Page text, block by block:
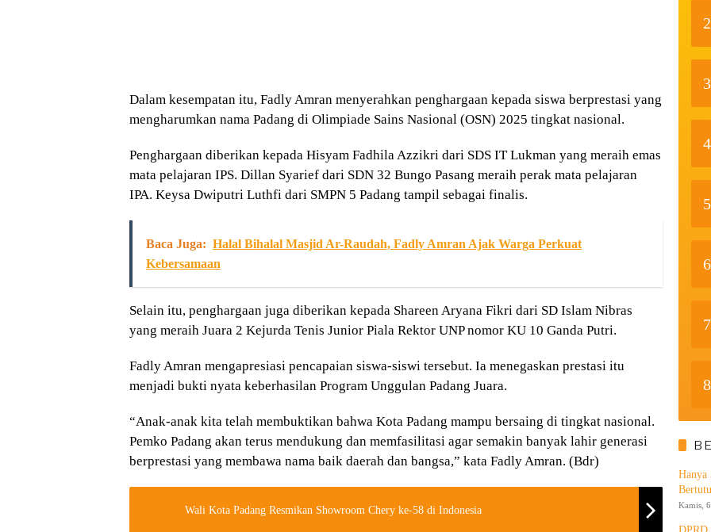
Dalam kesempatan itu, Fadly Amran menyerahkan penghargaan kepada siswa berprestasi yang
mengharumkan nama Padang di Olimpiade Sains Nasional (OSN) 2025 tingkat nasional.
Penghargaan diberikan kepada Hisyam Fadhila Azzikri dari SDS IT Lukman yang meraih emas
mata pelajaran IPS. Dillan Syarief dari SDN 32 Bungo Pasang meraih perak mata pelajaran
IPA. Keysa Dwiputri Luthfi dari SMPN 5 Padang tampil sebagai finalis.
Baca Juga: Halal Bihalal Masjid Ar-Raudah, Fadly Amran Ajak Warga Perkuat
Kebersamaan
Selain itu, penghargaan juga diberikan kepada Shareen Aryana Fikri dari SD Islam Nibras
yang meraih Juara 2 Kejurda Tenis Junior Piala Rektor UNP nomor KU 10 Ganda Putri.
Fadly Amran mengapresiasi pencapaian siswa-siswi tersebut. Ia menegaskan prestasi itu
menjadi bukti nyata keberhasilan Program Unggulan Padang Juara.
“Anak-anak kita telah membuktikan bahwa Kota Padang mampu bersaing di tingkat nasional.
Pemko Padang akan terus mendukung dan memfasilitasi agar semakin banyak lahir generasi
berprestasi yang membawa nama baik daerah dan bangsa,” kata Fadly Amran. (Bdr)
Wali Kota Padang Resmikan Showroom Chery ke-58 di Indonesia
2
3
4
5
6
7
8
Hanya
Kamis,